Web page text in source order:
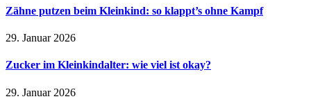
Zähne putzen beim Kleinkind: so klappt’s ohne Kampf
29. Januar 2026
Zucker im Kleinkindalter: wie viel ist okay?
29. Januar 2026